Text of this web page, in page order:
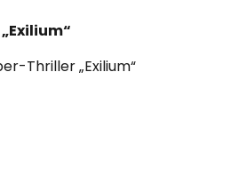
„Exilium“
Thriller „Exilium“